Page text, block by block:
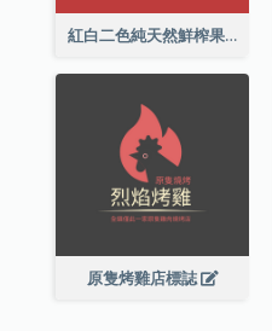
紅白二色純天然鮮榨果汁標誌
原隻烤雞店標誌